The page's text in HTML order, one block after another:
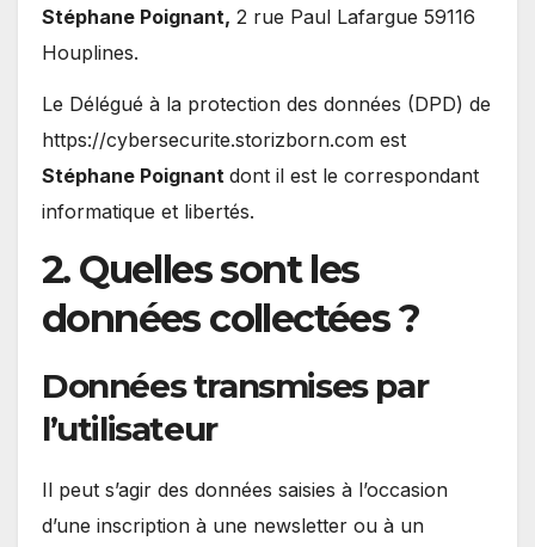
Stéphane Poignant, 2 rue Paul Lafargue 59116
Houplines.
Le Délégué à la protection des données (DPD) de
https://cybersecurite.storizborn.com est
Stéphane Poignant dont il est le correspondant
informatique et libertés.
2. Quelles sont les
données collectées ?
Données transmises par
l’utilisateur
Il peut s’agir des données saisies à l’occasion
d’une inscription à une newsletter ou à un